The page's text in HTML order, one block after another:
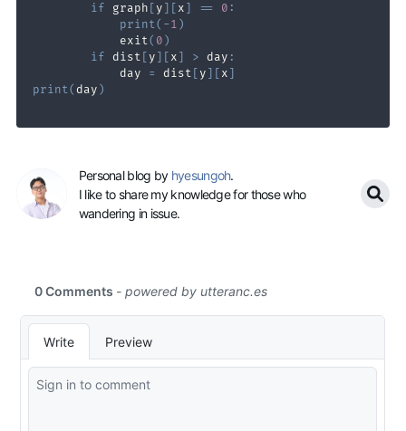
if graph [ y ] [ x ] == 0 :
print( -1 )
            exit
( 0 )
if dist [ y ] [ x ] > day :
            day
= dist [ y ] [ x ]
print(day )
Personal blog by hyesungoh.
I like to share my knowledge for those who
wandering in issue.